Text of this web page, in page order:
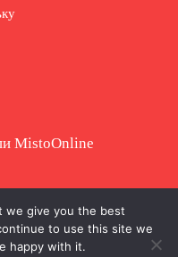
MistoOnline
матеріалу
we give you the best
to use this site we
happy with it.